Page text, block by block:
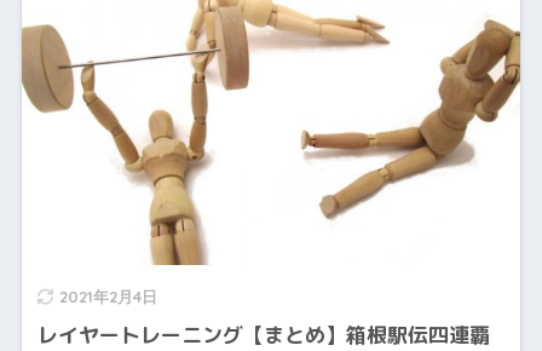
2021年2月4日
レイヤートレーニング【まとめ】箱根駅伝四連覇